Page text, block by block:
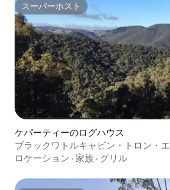
スーパーホスト
スーパーホスト
ケパーティーのログハウス
ブラックワトルキャビン・トロン・
ィ
ロケーション · 家族 · グリル